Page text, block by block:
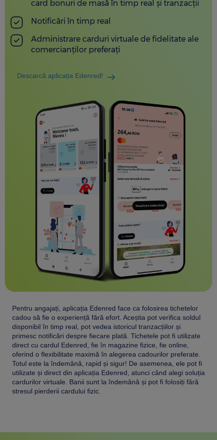
card bonuri de masă în timp real și tranzacții
Notificări în timp real
Administrare carduri virtuale de fidelitate ale
comercianților preferați
Descarcă aplicația Edenred!
Pentru angajați, aplicația Edenred face ca folosirea tichetelor
cadou să fie o experiență fără efort. Aceștia pot verifica soldul
disponibil în timp real, pot vedea istoricul tranzacțiilor și
primesc notificări despre fiecare plată. Tichetele pot fi utilizate
direct cu cardul Edenred, fie în magazine fizice, fie online,
oferind o flexibilitate maximă în alegerea cadourilor preferate.
Totul este la îndemână, rapid și sigur! De asemenea, ele pot fi
utilizate și direct din aplicația Edenred, atunci când alegi soluția
cardurilor virtuale. Banii sunt la îndemână și pot fi folosiți fără
stresul pierderii cardului fizic.